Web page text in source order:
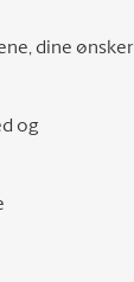
dine ønsker
og